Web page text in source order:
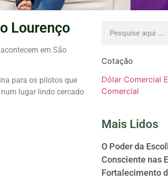
Lourenço
em São
para os pilotos que
lugar lindo cercado
Cotação
Dólar Comercial
Comercial
Mais Lidos
O Poder da
Consciente nas
Fortalecimento